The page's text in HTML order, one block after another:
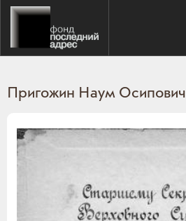
Пригожин Наум Осипович